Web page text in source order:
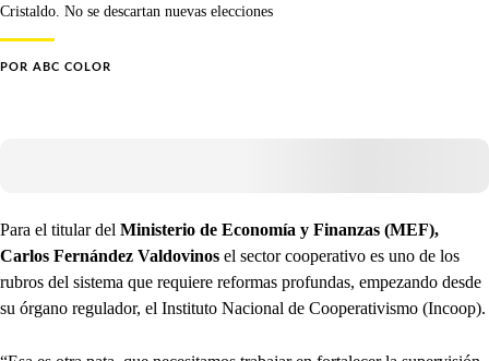
Cristaldo. No se descartan nuevas elecciones
POR ABC COLOR
Para el titular del Ministerio de Economía y Finanzas (MEF),
Carlos Fernández Valdovinos el sector cooperativo es uno de los
rubros del sistema que requiere reformas profundas, empezando desde
su órgano regulador, el Instituto Nacional de Cooperativismo (Incoop).